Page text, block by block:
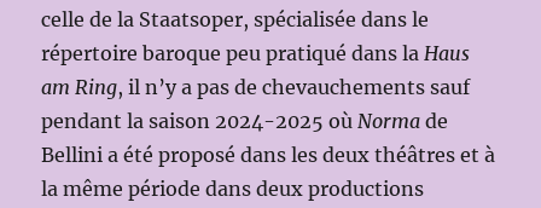
celle de la Staatsoper, spécialisée dans le
répertoire baroque peu pratiqué dans laHaus
am Ring, il n’y a pas de chevauchements sauf
pendant la saison 2024-2025 où Normade
Bellini a été proposé dans les deux théâtres et à
la même période dans deux productions